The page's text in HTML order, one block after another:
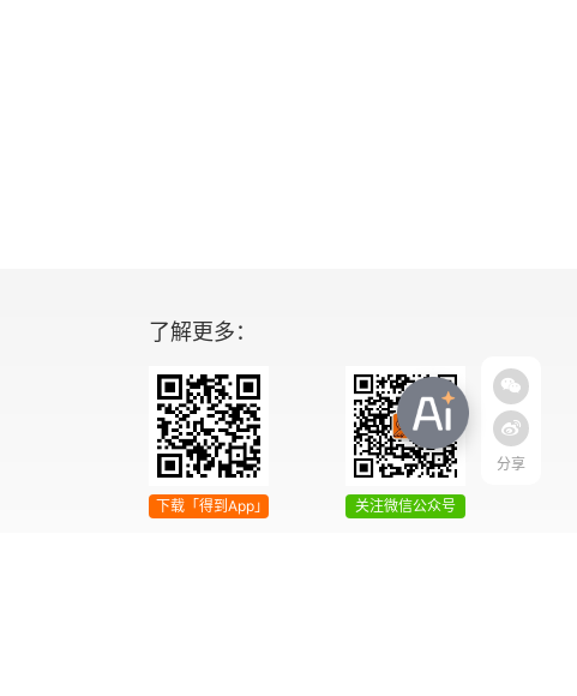
分享
了解更多：
下载「得到App」 关注微信公众号